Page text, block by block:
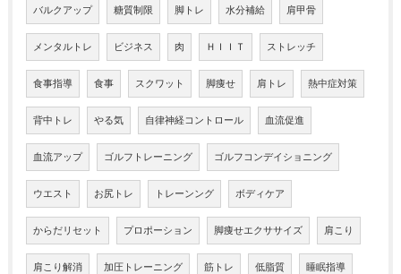
バルクアップ 糖質制限 脚トレ 水分補給 肩甲骨
メンタルトレ ビジネス 肉 ＨＩＩＴ ストレッチ
食事指導 食事 スクワット 脚痩せ 肩トレ 熱中症対策
背中トレ やる気 自律神経コントロール 血流促進
血流アップ ゴルフトレーニング ゴルフコンデイショニング
ウエスト お尻トレ トレーンング ボディケア
からだリセット プロポーション 脚痩せエクササイズ 肩こり
肩こり解消 加圧トレーニング 筋トレ 低脂質 睡眠指導